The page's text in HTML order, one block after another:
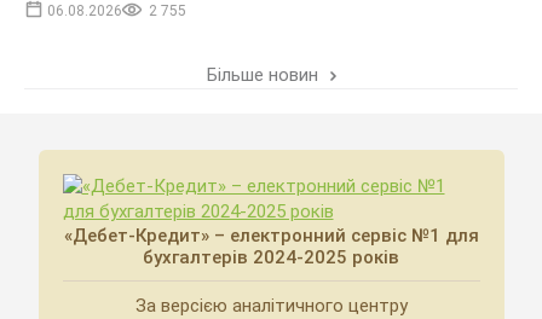
06.08.2026 2 755
Більше новин
«Дебет-Кредит» – електронний сервіс №1 для
бухгалтерів 2024-2025 років
За версією аналітичного центру